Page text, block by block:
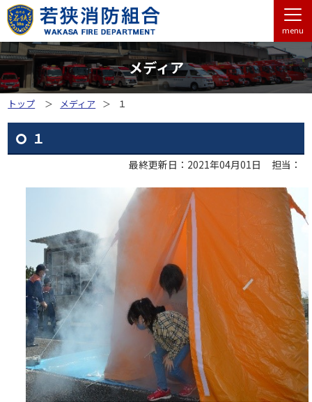
menu
メディア
トップ メディア １
１
最終更新日：2021年04月01日 担当：